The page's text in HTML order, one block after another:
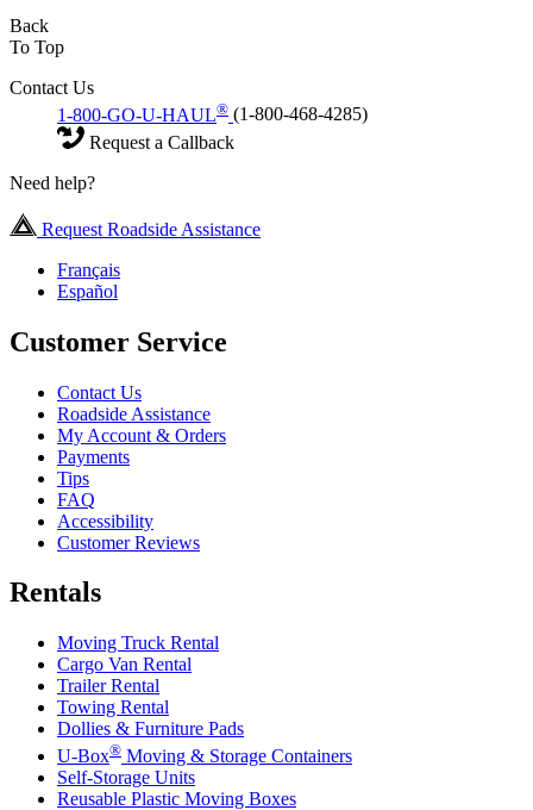
Back
To Top
Contact Us
1-800-GO-U-HAUL® (1-800-468-4285)
Request a Callback
Need help?
Request Roadside Assistance
Français
Español
Customer Service
Contact Us
Roadside Assistance
My Account & Orders
Payments
Tips
FAQ
Accessibility
Customer Reviews
Rentals
Moving Truck Rental
Cargo Van Rental
Trailer Rental
Towing Rental
Dollies & Furniture Pads
U-Box® Moving & Storage Containers
Self-Storage Units
Reusable Plastic Moving Boxes